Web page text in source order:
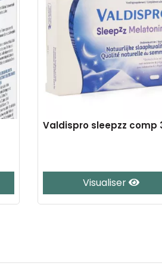
Valdispro sleepzz comp
Visualiser